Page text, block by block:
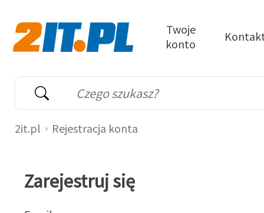
Wyszukiwarka
Słowo kluczowe
Twoje
konto
2it.pl Rejestracja konta
Zarejestruj się